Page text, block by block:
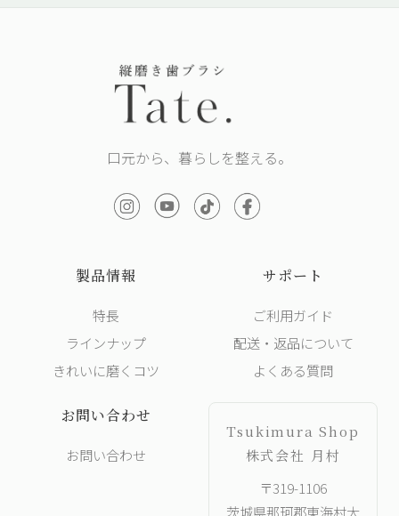
口元から、暮らしを整える。
製品情報
特長
ラインナップ
きれいに磨くコツ
サポート
ご利用ガイド
配送・返品について
よくある質問
お問い合わせ
お問い合わせ
Tsukimura Shop
株式会社 月村
〒319-1106
茨城県那珂郡東海村大